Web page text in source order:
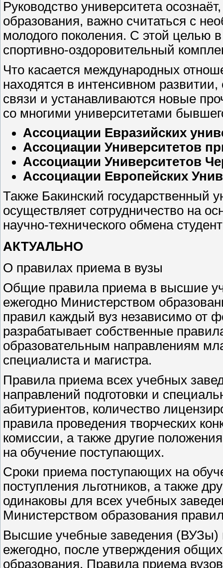
Руководство университета
образования, важно считаться с
молодого поколения. С этой целью
спортивно-оздоровительный
Что касается международных
находятся в интенсивном
связи и устанавливаются новые
со многими университетами
Ассоциации Евразийских
Ассоциации Университетов
Ассоциации Университетов
Ассоциации Европейских
Также Бакинский государственный
осуществляет сотрудничество на
научно-технического обмена
АКТУАЛЬНО
О правилах приема в вузы
Общие правила приема в высшие
ежегодно Министерством
правил каждый вуз независимо от
разрабатывает собственные
образовательным направлениям
специалиста и магистра.
Правила приема всех учебных
направлений подготовки и
абитуриентов, количество
правила проведения творческих
комиссии, а также другие
на обучение поступающих.
Сроки приема поступающих на
поступления льготников, а также
одинаковы для всех учебных
Министерством образования
Высшие учебные заведения (ВУЗы)
ежегодно, после утверждения
образования. Правила приема